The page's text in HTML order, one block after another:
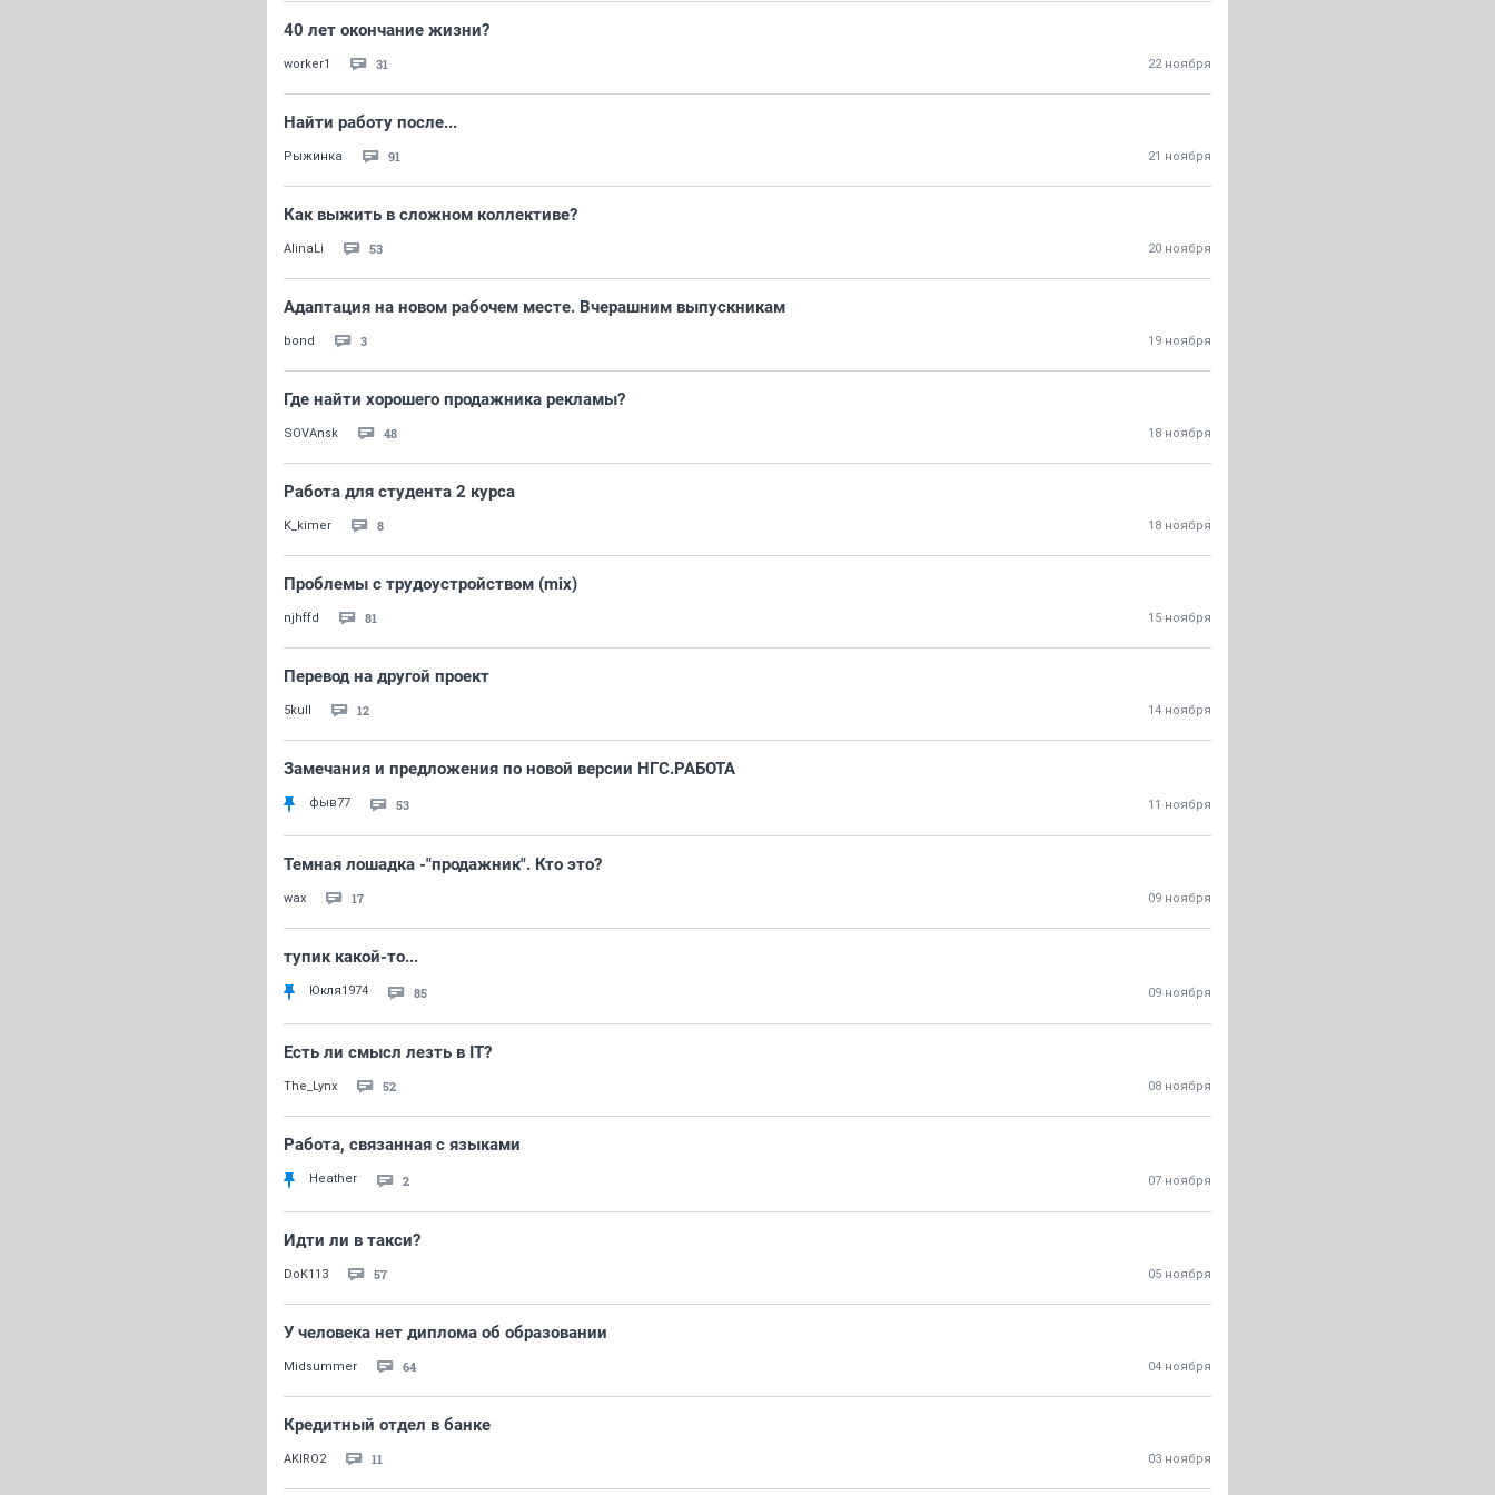
40 лет окончание жизни?
worker1 31 22 ноября
Найти работу после...
Рыжинка 91 21 ноября
Как выжить в сложном коллективе?
AlinaLi 53 20 ноября
Адаптация на новом рабочем месте. Вчерашним выпускникам
bond 3 19 ноября
Где найти хорошего продажника рекламы?
SOVAnsk 48 18 ноября
Работа для студента 2 курса
K_kimer 8 18 ноября
Проблемы с трудоустройством (mix)
njhffd 81 15 ноября
Перевод на другой проект
5kull 12 14 ноября
Замечания и предложения по новой версии НГС.РАБОТА
фыв77 53 11 ноября
Темная лошадка -"продажник". Кто это?
wax 17 09 ноября
тупик какой-то...
Юкля1974 85 09 ноября
Есть ли смысл лезть в IT?
The_Lynx 52 08 ноября
Работа, связанная с языками
Heather 2 07 ноября
Идти ли в такси?
DoK113 57 05 ноября
У человека нет диплома об образовании
Midsummer 64 04 ноября
Кредитный отдел в банке
AKIRO2 11 03 ноября